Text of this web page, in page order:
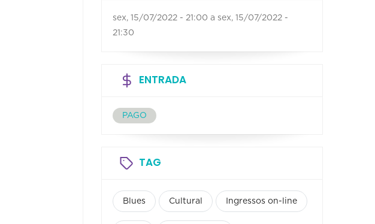
sex, 15/07/2022 - 21:00 a sex, 15/07/2022 -
21:30
ENTRADA
PAGO
TAG
Blues Cultural Ingressos on-line